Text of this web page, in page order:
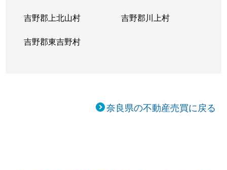
吉野郡上北山村 吉野郡川上村
吉野郡東吉野村
奈良県の不動産売買に戻る